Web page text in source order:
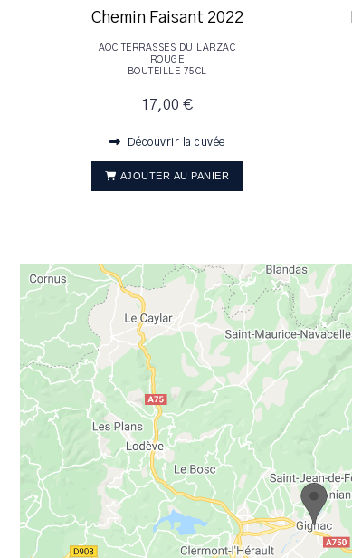
Chemin Faisant 2022
AOC TERRASSES DU LARZAC
ROUGE
BOUTEILLE 75CL
17,00 €
Découvrir la cuvée
AJOUTER AU PANIER